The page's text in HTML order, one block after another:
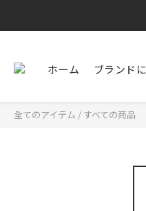
ホーム ブランド
全てのアイテム / すべての商品